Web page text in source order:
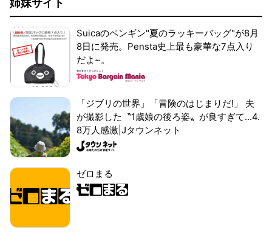
姉妹サイト
Suicaのペンギン"夏のラッキーバッグ"が8月
8日に発売。Pensta史上最も豪華な7点入り
だよ~。
「ジブリの世界」「冒険のはじまりだ!」 夫
が撮影した〝1歳娘の後ろ姿〟が良すぎて...4.
8万人感激|Jタウンネット
ゼロまる